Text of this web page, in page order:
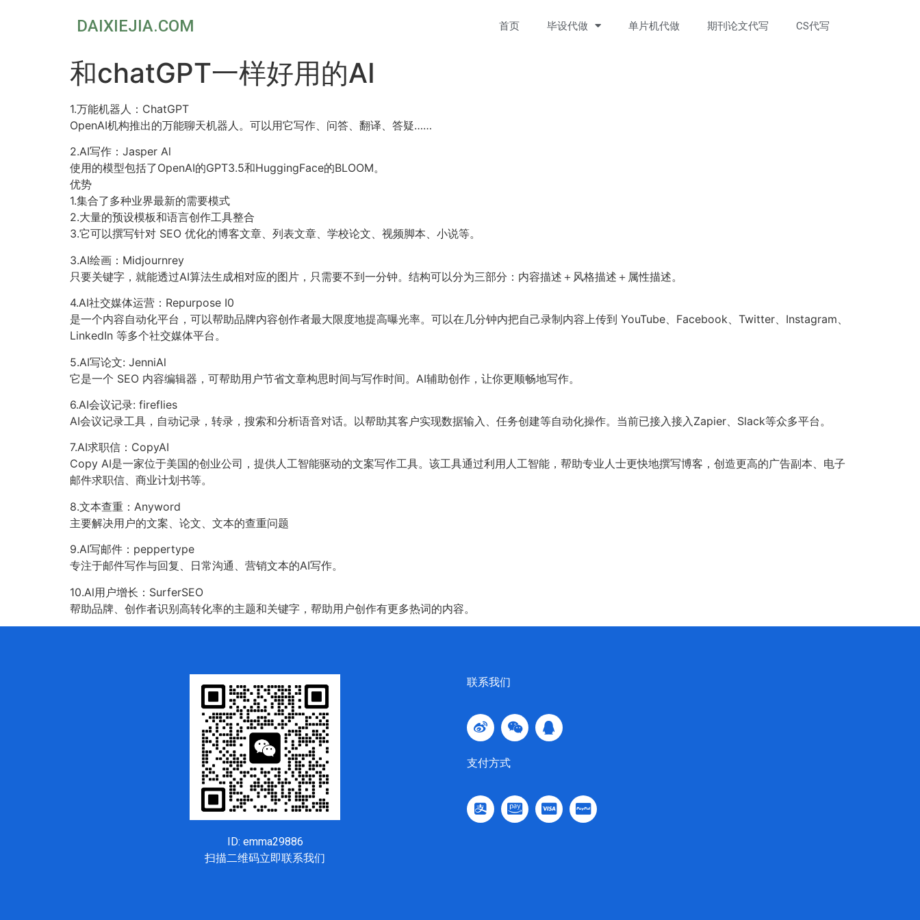
DAIXIEJIA.COM 首页 毕设代做 单片机代做 期刊论文代写 CS代写
和chatGPT一样好用的AI
1.万能机器人：ChatGPT
OpenAI机构推出的万能聊天机器人。可以用它写作、问答、翻译、答疑……
2.AI写作：Jasper Al
使用的模型包括了OpenAI的GPT3.5和HuggingFace的BLOOM。
优势
1.集合了多种业界最新的需要模式
2.大量的预设模板和语言创作工具整合
3.它可以撰写针对 SEO 优化的博客文章、列表文章、学校论文、视频脚本、小说等。
3.AI绘画：Midjournrey
只要关键字，就能透过AI算法生成相对应的图片，只需要不到一分钟。结构可以分为三部分：内容描述＋风格描述＋属性描述。
4.AI社交媒体运营：Repurpose I0
是一个内容自动化平台，可以帮助品牌内容创作者最大限度地提高曝光率。可以在几分钟内把自己录制内容上传到 YouTube、Facebook、Twitter、Instagram、
LinkedIn 等多个社交媒体平台。
5.AI写论文: JenniAl
它是一个 SEO 内容编辑器，可帮助用户节省文章构思时间与写作时间。AI辅助创作，让你更顺畅地写作。
6.AI会议记录: fireflies
AI会议记录工具，自动记录，转录，搜索和分析语音对话。以帮助其客户实现数据输入、任务创建等自动化操作。当前已接入接入Zapier、Slack等众多平台。
7.AI求职信：CopyAI
Copy AI是一家位于美国的创业公司，提供人工智能驱动的文案写作工具。该工具通过利用人工智能，帮助专业人士更快地撰写博客，创造更高的广告副本、电子
邮件求职信、商业计划书等。
8.文本查重：Anyword
主要解决用户的文案、论文、文本的查重问题
9.AI写邮件：peppertype
专注于邮件写作与回复、日常沟通、营销文本的AI写作。
10.Al用户增长：SurferSEO
帮助品牌、创作者识别高转化率的主题和关键字，帮助用户创作有更多热词的内容。
ID: emma29886
扫描二维码立即联系我们
联系我们
支付方式